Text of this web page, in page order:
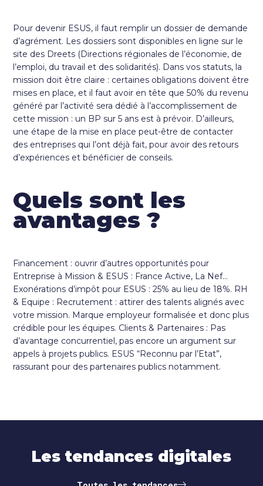
Pour devenir ESUS, il faut remplir un dossier de demande
d’agrément. Les dossiers sont disponibles en ligne sur le
site des Dreets (Directions régionales de l’économie, de
l’emploi, du travail et des solidarités). Dans vos statuts, la
mission doit être claire : certaines obligations doivent être
mises en place, et il faut avoir en tête que 50% du revenu
généré par l’activité sera dédié à l’accomplissement de
cette mission : un BP sur 5 ans est à prévoir. D’ailleurs,
une étape de la mise en place peut-être de contacter
des entreprises qui l’ont déjà fait, pour avoir des retours
d’expériences et bénéficier de conseils.
Quels sont les
avantages ?
Financement : ouvrir d’autres opportunités pour
Entreprise à Mission & ESUS : France Active, La Nef…
Exonérations d’impôt pour ESUS : 25% au lieu de 18%. RH
& Equipe : Recrutement : attirer des talents alignés avec
votre mission. Marque employeur formalisée et donc plus
crédible pour les équipes. Clients & Partenaires : Pas
d’avantage concurrentiel, pas encore un argument sur
appels à projets publics. ESUS “Reconnu par l’Etat”,
rassurant pour des partenaires publics notamment.
Les tendances
Les tendances digitales